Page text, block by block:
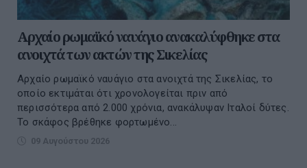
Αρχαίο ρωμαϊκό ναυάγιο ανακαλύφθηκε στα
ανοιχτά των ακτών της Σικελίας
Aρχαίο ρωμαϊκό ναυάγιο στα ανοιχτά της Σικελίας, το
οποίο εκτιμάται ότι χρονολογείται πριν από
περισσότερα από 2.000 χρόνια, ανακάλυψαν Ιταλοί δύτες.
Το σκάφος βρέθηκε φορτωμένο...
09 Αυγούστου 2026